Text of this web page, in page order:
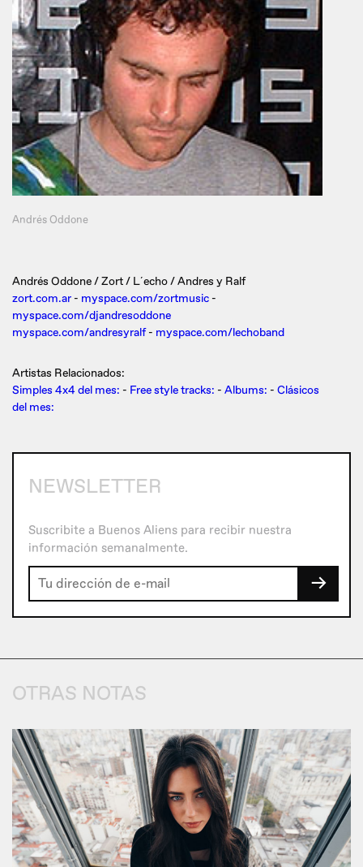
Andrés Oddone
Andrés Oddone / Zort / L´echo / Andres y Ralf
zort.com.ar - myspace.com/zortmusic -
myspace.com/djandresoddone
myspace.com/andresyralf- myspace.com/lechoband
Artistas Relacionados:
Simples 4x4 del mes: - Free style tracks: - Albums: - Clásicos
del mes:
NEWSLETTER
Suscribite a Buenos Aliens para recibir nuestra
información semanalmente.
→
OTRAS NOTAS